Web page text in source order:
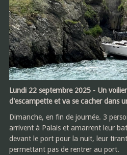
Lundi 22 septembre 2025 - Un
d'escampette et va se cacher dans
Dimanche, en fin de journée. 3
arrivent à Palais et amarrent leur
devant le port pour la nuit, leur
permettant pas de rentrer au port.